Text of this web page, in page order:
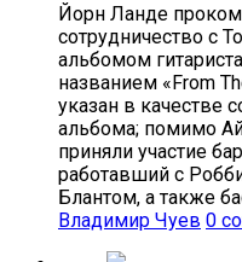
Йорн Ланде
сотрудничество с
альбомом
названием «From
указан в качестве
альбома; помимо
приняли участие
работавший с
Блантом, а также
Владимир Чуев 0